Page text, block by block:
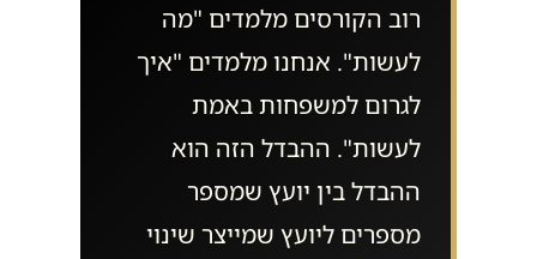
רוב הקורסים מלמדים "מה
לעשות". אנחנו מלמדים "איך
לגרום למשפחות באמת
לעשות". ההבדל הזה הוא
ההבדל בין יועץ שמספר
מספרים ליועץ שמייצר שינוי